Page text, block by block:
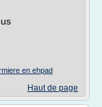
en ehpad
Haut de page